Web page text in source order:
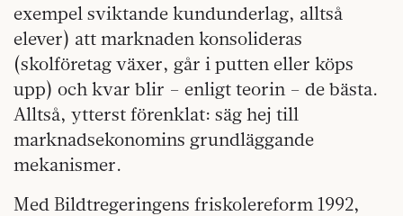
exempel sviktande kundunderlag, alltså
elever) att marknaden konsolideras
(skolföretag växer, går i putten eller köps
upp) och kvar blir – enligt teorin – de bästa.
Alltså, ytterst förenklat: säg hej till
marknadsekonomins grundläggande
mekanismer.
Med Bildtregeringens friskolereform 1992,